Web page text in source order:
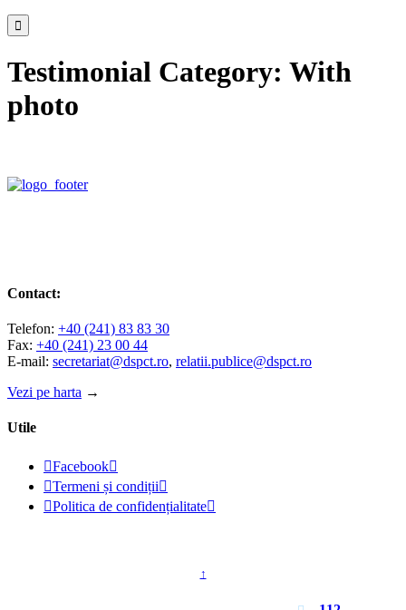

Testimonial Category: With
photo
Contact:
Telefon: +40 (241) 83 83 30
Fax: +40 (241) 23 00 44
E-mail: secretariat@dspct.ro, relatii.publice@dspct.ro
Vezi pe harta →
Utile
Facebook
Termeni și condiții
Politica de confidențialitate
↑